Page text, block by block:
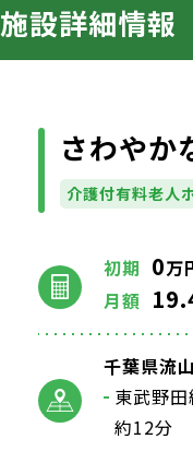
施設詳細情報
さわやか
介護付有料老人
初期 0万
月額
千葉県流
東武野
約12分